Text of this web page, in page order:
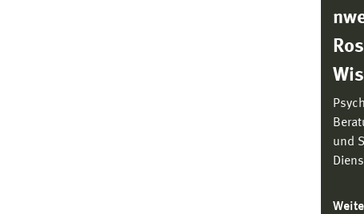
und